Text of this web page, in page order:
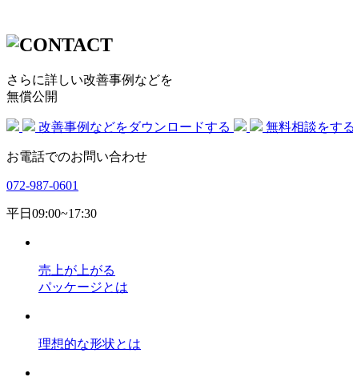
さらに詳しい改善事例などを
無償公開
改善事例などをダウンロードする 無料相談をする
お電話でのお問い合わせ
072-987-0601
平日09:00~17:30
売上が上がる
パッケージとは
理想的な形状とは